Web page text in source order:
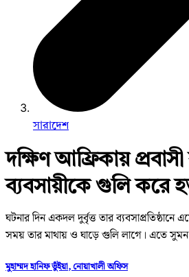
সারাদেশ
দক্ষিণ আফ্রিকায় প্রবাসী
ব্যবসায়ীকে গুলি করে
ঘটনার দিন একদল দুর্বৃত্ত তার
সময় তার মাথায় ও ঘাড়ে গুলি লাগে। এতে সুমন
মুহাম্মদ হানিফ ভুঁইয়া, নোয়াখালী অফিস